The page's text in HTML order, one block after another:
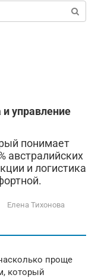
управление
понимает
австралийских
и логистика
Елена Тихонова
проще
который